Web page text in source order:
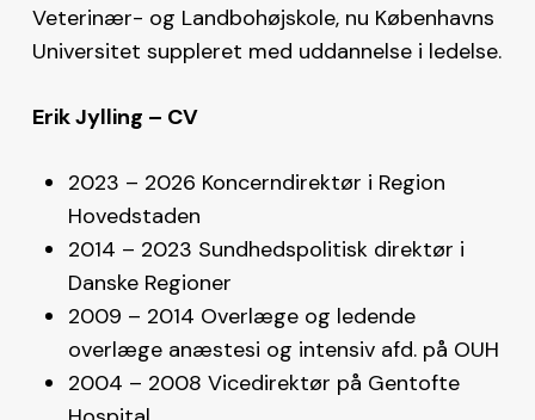
Veterinær- og Landbohøjskole, nu Københavns
Universitet suppleret med uddannelse i ledelse.
Erik Jylling – CV
2023 – 2026 Koncerndirektør i Region
Hovedstaden
2014 – 2023 Sundhedspolitisk direktør i
Danske Regioner
2009 – 2014 Overlæge og ledende
overlæge anæstesi og intensiv afd. på OUH
2004 – 2008 Vicedirektør på Gentofte